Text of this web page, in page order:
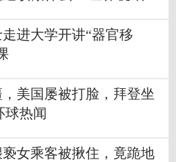
进大学开讲“器官移
美国屡被打脸，拜登坐
球热闻
女乘客被揪住，竟跪地